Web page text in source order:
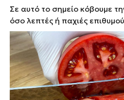
Σε αυτό το σημείο κόβουμε
όσο λεπτές ή παχιές